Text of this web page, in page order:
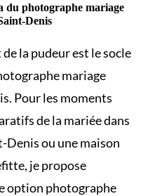
du photographe mariage
Denis
la pudeur est le socle
mariage
Pour les moments
de la mariée dans
Denis ou une maison
je propose
option photographe